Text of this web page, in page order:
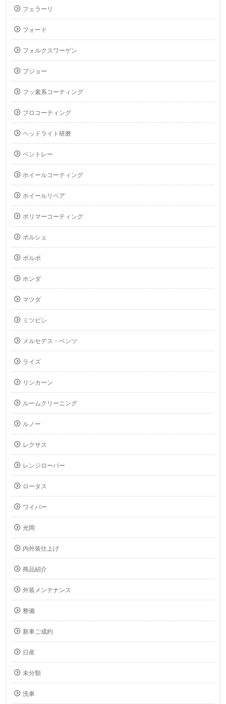
フェラーリ
フォード
フォルクスワーゲン
プジョー
フッ素系コーティング
プロコーティング
ヘッドライト研磨
ベントレー
ホイールコーティング
ホイールリペア
ポリマーコーティング
ポルシェ
ボルボ
ホンダ
マツダ
ミツビシ
メルセデス・ベンツ
ライズ
リンカーン
ルームクリーニング
ルノー
レクサス
レンジローバー
ロータス
ワイパー
光岡
内外装仕上げ
商品紹介
外装メンテナンス
整備
新車ご成約
日産
未分類
洗車